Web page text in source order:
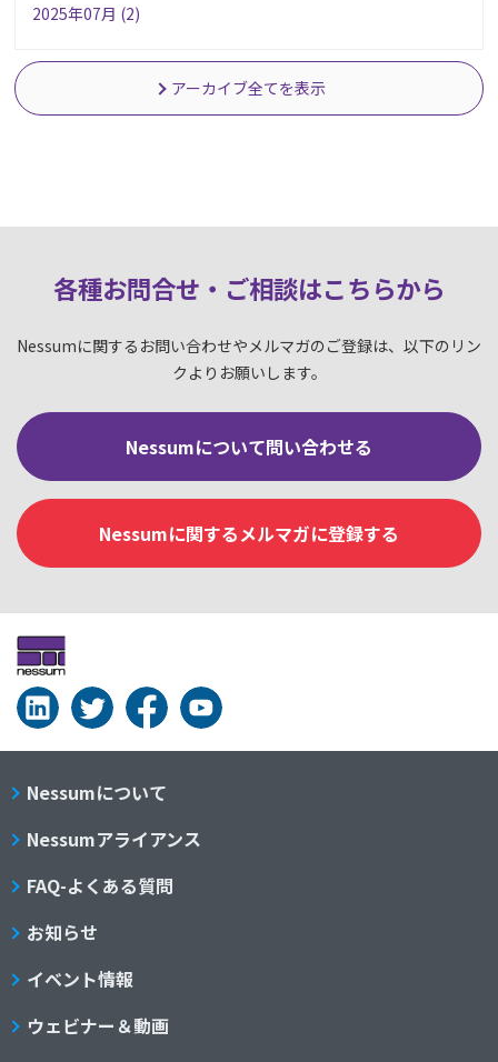
2025年07月 (2)
アーカイブ全てを表示
各種お問合せ・ご相談はこちらから
Nessumに関するお問い合わせやメルマガのご登録は、以下のリン
クよりお願いします。
Nessumについて問い合わせる
Nessumに関するメルマガに登録する
Nessumについて
Nessumアライアンス
FAQ-よくある質問
お知らせ
イベント情報
ウェビナー＆動画